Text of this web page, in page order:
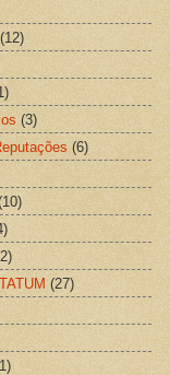
(12)
(3)
(6)
(27)